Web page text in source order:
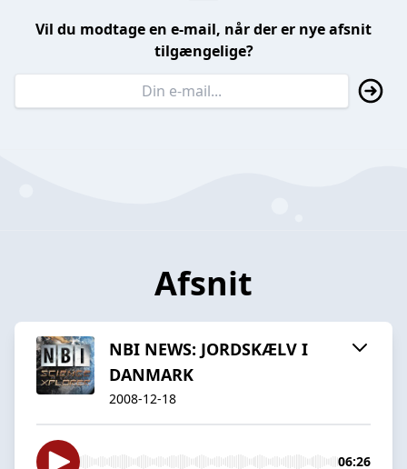
Vil du modtage en e-mail, når der er nye afsnit
tilgængelige?
Afsnit
NBI NEWS: JORDSKÆLV I
DANMARK
2008-12-18
06:26